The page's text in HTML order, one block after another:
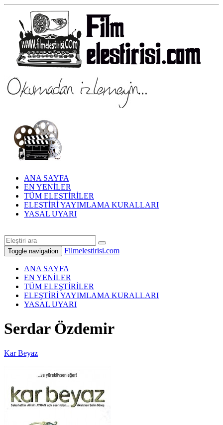
ANA SAYFA
EN YENİLER
TÜM ELEŞTİRİLER
ELEŞTİRİ YAYIMLAMA KURALLARI
YASAL UYARI
Toggle navigation Filmelestirisi.com
ANA SAYFA
EN YENİLER
TÜM ELEŞTİRİLER
ELEŞTİRİ YAYIMLAMA KURALLARI
YASAL UYARI
Serdar Özdemir
Kar Beyaz